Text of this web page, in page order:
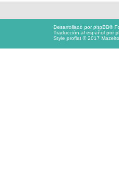
Desarrollado porphpBB®
Traducción al español por
Style proflat © 2017